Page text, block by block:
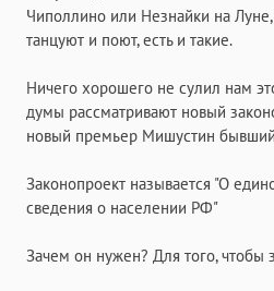
Чиполлино или Незнайки на
танцуют и поют, есть и такие.
Ничего хорошего не сулил нам
думы рассматривают новый
новый премьер Мишустин бывший
Законопроект называется "О
сведения о населении РФ"
Зачем он нужен? Для того, чтобы